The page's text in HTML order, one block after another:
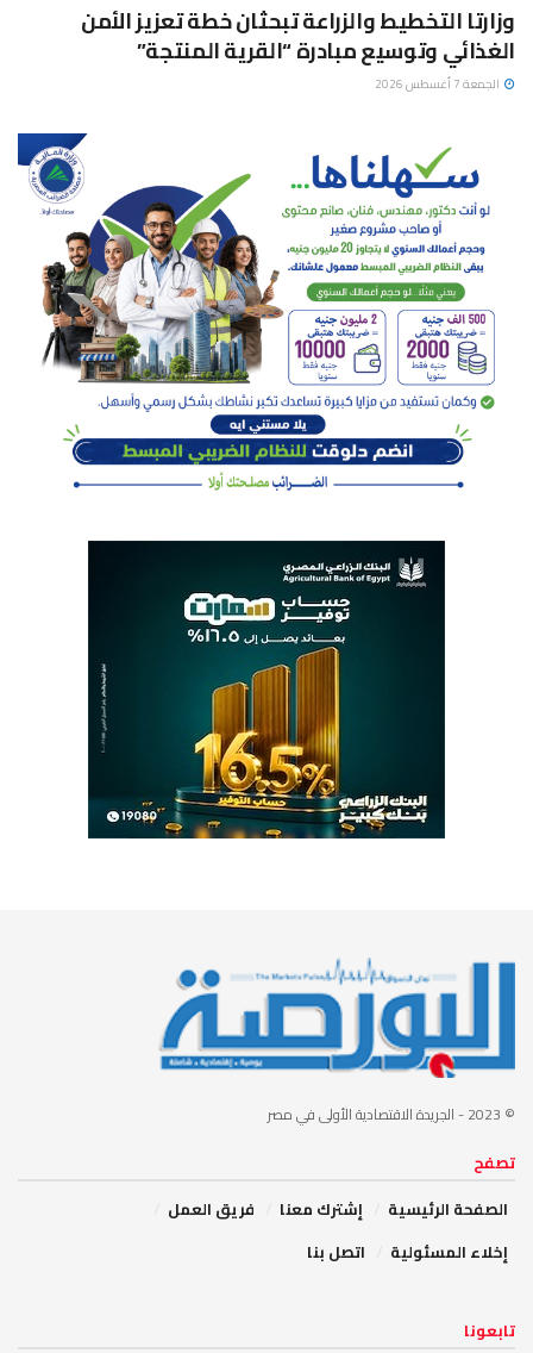
وزارتا التخطيط والزراعة تبحثان خطة تعزيز الأمن
الغذائي وتوسيع مبادرة “القرية المنتجة”
الجمعة 7 أغسطس 2026
© 2023 - الجريدة الاقتصادية الأولى في مصر
تصفح
الصفحة الرئيسية
إشترك معنا
فريق العمل
إخلاء المسئولية
اتصل بنا
تابعونا